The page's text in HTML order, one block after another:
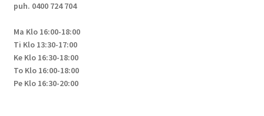
puh. 0400 724 704
Ma Klo 16:00-18:00
Ti Klo 13:30-17:00
Ke Klo 16:30-18:00
To Klo 16:00-18:00
Pe Klo 16:30-20:00